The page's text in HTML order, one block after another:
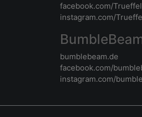
facebook.com/
instagram.com/
bumblebeam.de
facebook.com/
instagram.com/